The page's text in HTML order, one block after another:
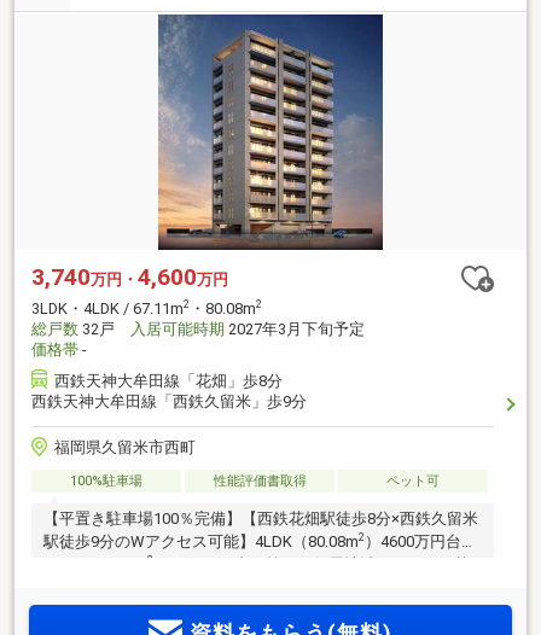
3,740万円・ 4,600万円
3LDK・4LDK / 67.11m2 ・80.08m2
総戸数 32戸 入居可能時期 2027年3月下旬予定
価格帯 -
西鉄天神大牟田線「花畑」歩8分
西鉄天神大牟田線「西鉄久留米」歩9分
福岡県久留米市西町
100%駐車場 性能評価書取得 ペット可
【平置き駐車場100％完備】【西鉄花畑駅徒歩8分×西鉄久留米
駅徒歩9分のWアクセス可能】4LDK（80.08m2 ）4600万円台・
2